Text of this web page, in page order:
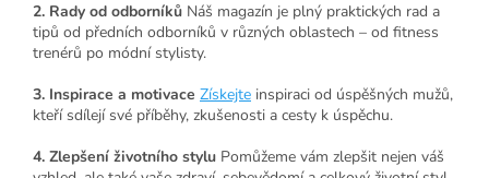
2. Rady od odborníků Náš magazín je plný praktických rad a
tipů od předních odborníků v různých oblastech – od fitness
trenérů po módní stylisty.
3. Inspirace a motivace Získejte inspiraci od úspěšných mužů,
kteří sdílejí své příběhy, zkušenosti a cesty k úspěchu.
4. Zlepšení životního stylu Pomůžeme vám zlepšit nejen váš